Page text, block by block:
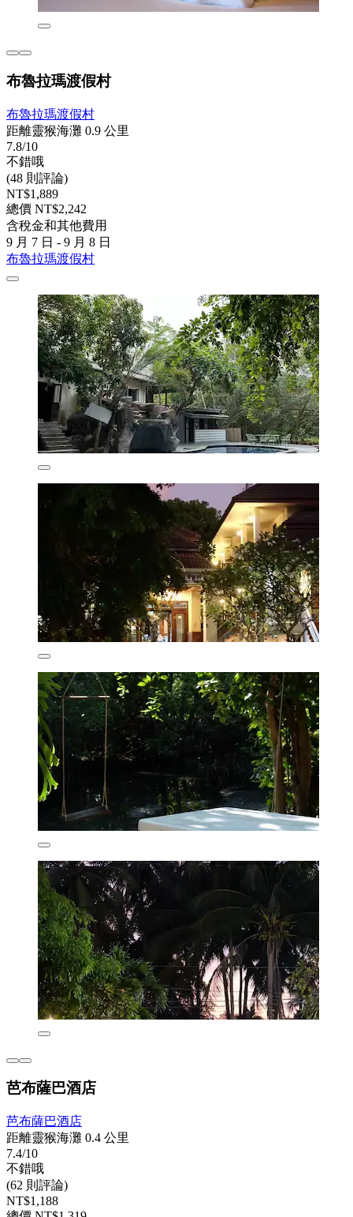
布魯拉瑪渡假村
布魯拉瑪渡假村
距離靈猴海灘 0.9 公里
7.8/10
不錯哦
(48 則評論)
NT$1,889
總價 NT$2,242
含稅金和其他費用
9 月 7 日 - 9 月 8 日
布魯拉瑪渡假村
芭布薩巴酒店
芭布薩巴酒店
距離靈猴海灘 0.4 公里
7.4/10
不錯哦
(62 則評論)
NT$1,188